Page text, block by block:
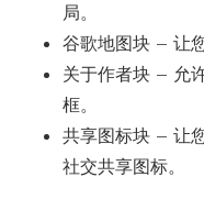
局。
谷歌地图块 – 让
关于作者块 – 允
框。
共享图标块 – 让
社交共享图标。